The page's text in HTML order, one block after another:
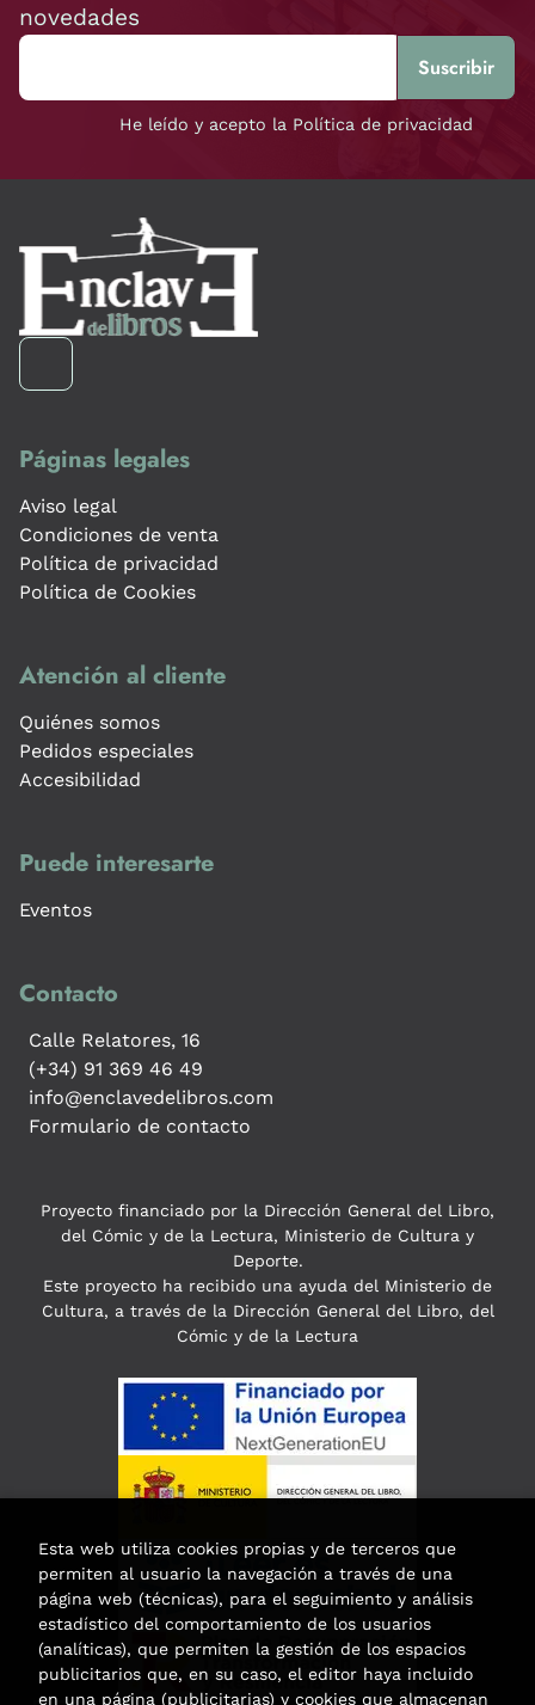
novedades
He leído y acepto la Política de privacidad
Páginas legales
Aviso legal
Condiciones de venta
Política de privacidad
Política de Cookies
Atención al cliente
Quiénes somos
Pedidos especiales
Accesibilidad
Puede interesarte
Eventos
Contacto
Calle Relatores, 16
(+34) 91 369 46 49
info@enclavedelibros.com
Formulario de contacto
Proyecto financiado por la Dirección General del Libro,
del Cómic y de la Lectura, Ministerio de Cultura y
Deporte.
Este proyecto ha recibido una ayuda del Ministerio de
Cultura, a través de la Dirección General del Libro, del
Cómic y de la Lectura
Esta web utiliza cookies propias y de terceros que
permiten al usuario la navegación a través de una
página web (técnicas), para el seguimiento y análisis
estadístico del comportamiento de los usuarios
(analíticas), que permiten la gestión de los espacios
publicitarios que, en su caso, el editor haya incluido
en una página (publicitarias) y cookies que almacenan